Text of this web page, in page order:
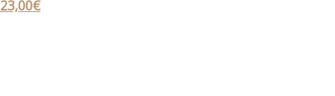
Original
23,00€Η